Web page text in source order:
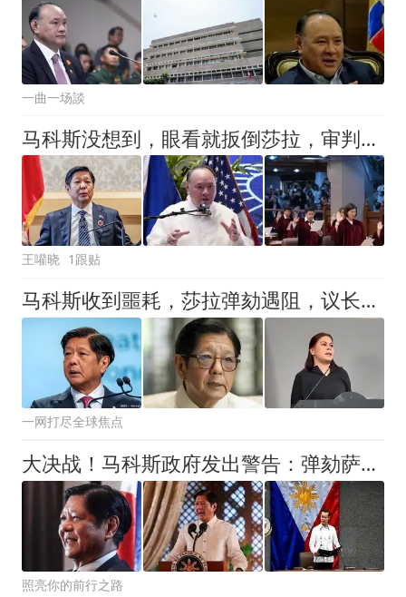
一曲一场談
马科斯没想到，眼看就扳倒莎拉，审判长突然反水，弹劾案功亏一篑
王嚾晓 1跟贴
马科斯收到噩耗，莎拉弹劾遇阻，议长反水？防长被驳斥！
一网打尽全球焦点
大决战！马科斯政府发出警告：弹劾萨拉谁也别想掩盖真相
照亮你的前行之路